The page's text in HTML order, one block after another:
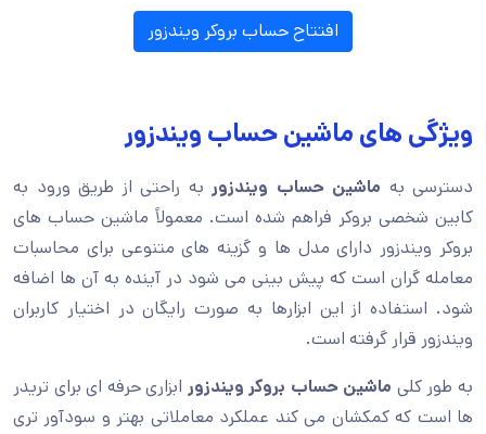
افتتاح حساب بروکر ویندزور
ویژگی های ماشین حساب ویندزور
دسترسی به ماشین حساب ویندزور به راحتی از طریق ورود به
کابین شخصی بروکر فراهم شده است. معمولاً ماشین حساب های
بروکر ویندزور دارای مدل ها و گزینه های متنوعی برای محاسبات
معامله گران است که پیش بینی می شود در آینده به آن ها اضافه
شود. استفاده از این ابزارها به صورت رایگان در اختیار کاربران
ویندزور قرار گرفته است.
به طور کلی ماشین حساب بروکر ویندزور ابزاری حرفه ای برای تریدر
ها است که کمکشان می کند عملکرد معاملاتی بهتر و سودآور تری